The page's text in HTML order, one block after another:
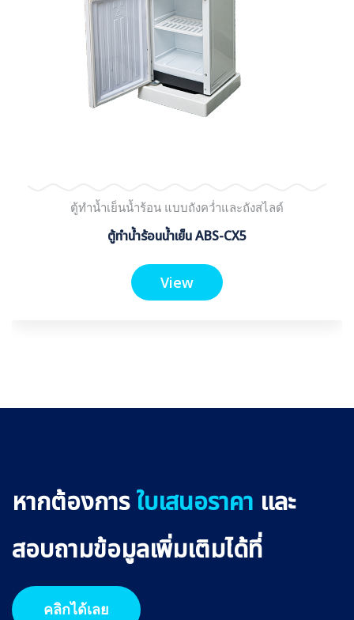
ตู้ทำน้ำเย็นน้ำร้อน แบบถังคว่ำและถังสไลด์
ตู้ทำน้ำร้อนน้ำเย็น ABS-CX5
View
หากต้องการใบเสนอราคา และ
สอบถามข้อมูลเพิ่มเติมได้ที่
คลิกได้เลย